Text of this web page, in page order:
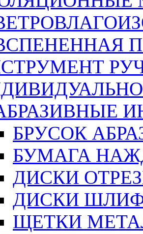
БРУСОК
БУМАГА
ДИСКИ
ДИСКИ
ЩЕТКИ